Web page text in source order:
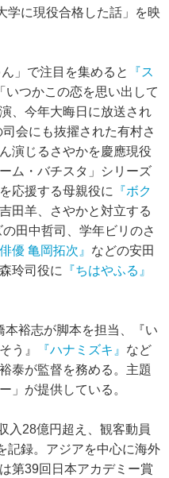
学に現役合格した話」を映
」で注目を集めると
『ス
いつかこの恋を思い出して
、今年大晦日に放送され
会にも抜擢された有村さ
演じるさやかを慶應現役
ム・バチスタ」シリーズ
応援する母親役に
『ボク
田羊、さやかと対立する
田中哲司、学年ビリのさ
俳優 亀岡拓次』 などの安田
玲司役に
『ちはやふる』
本裕志が脚本を担当、『い
う』
『ハナミズキ』 など
泰が監督を務める。主題
」が提供している。
入28億円超え、観客動員
記録。アジアを中心に海外
第39回日本アカデミー賞